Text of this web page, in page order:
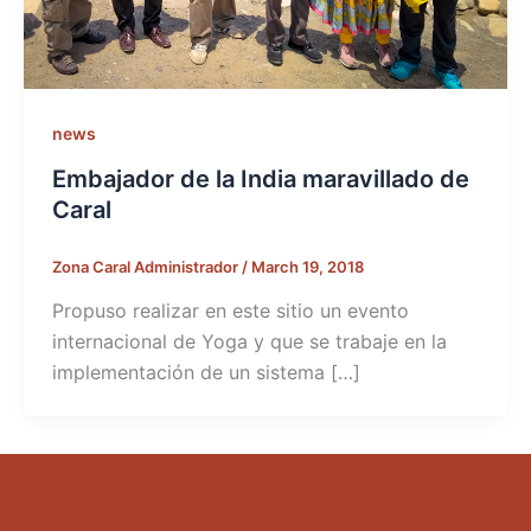
news
Embajador de la India maravillado de
Caral
Zona Caral Administrador / March 19, 2018
Propuso realizar en este sitio un evento
internacional de Yoga y que se trabaje en la
implementación de un sistema […]